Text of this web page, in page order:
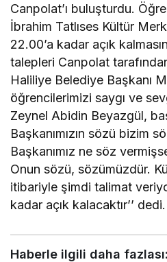
Canpolat’ı buluşturdu.
İbrahim Tatlıses Kültür
22.00’a kadar açık
talepleri Canpolat
Haliliye Belediye Başkanı
öğrencilerimizi saygı ve
Zeynel Abidin Beyazgül,
Başkanımızın sözü bizim
Başkanımız ne söz
Onun sözü, sözümüzdür.
itibariyle şimdi talimat
kadar açık kalacaktır’’ dedi.
Haberle ilgili daha fazlası: